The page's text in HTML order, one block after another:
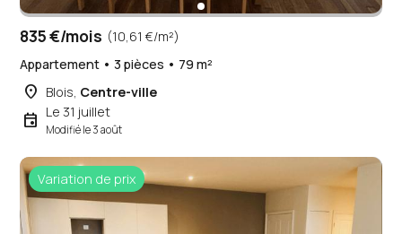
835 €/mois (10,61 €/m²)
Appartement • 3 pièces • 79 m²
place Blois, Centre-ville
event Le 31 juillet
Modifié le 3 août
Variation de prix